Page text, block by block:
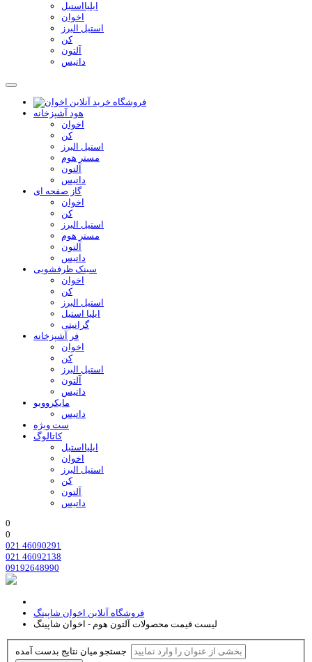
ایلیااستیل
اخوان
استیل البرز
کن
آلتون
داتیس
هود آشپزخانه
اخوان
کن
استیل البرز
مستر هوم
آلتون
داتیس
گاز صفحه ای
اخوان
کن
استیل البرز
مستر هوم
آلتون
داتیس
سینک ظرفشویی
اخوان
کن
استیل البرز
ایلیا استیل
گرانیتی
فر آشپزخانه
اخوان
کن
استیل البرز
آلتون
داتیس
مایکروویو
داتیس
ست ویژه
کاتالوگ
ایلیااستیل
اخوان
استیل البرز
کن
آلتون
داتیس
0
0
021 46090291
021 46092138
09192648990
فروشگاه آنلاین اخوان شاپینگ
لیست قیمت محصولات آلتون هوم - اخوان شاپینگ